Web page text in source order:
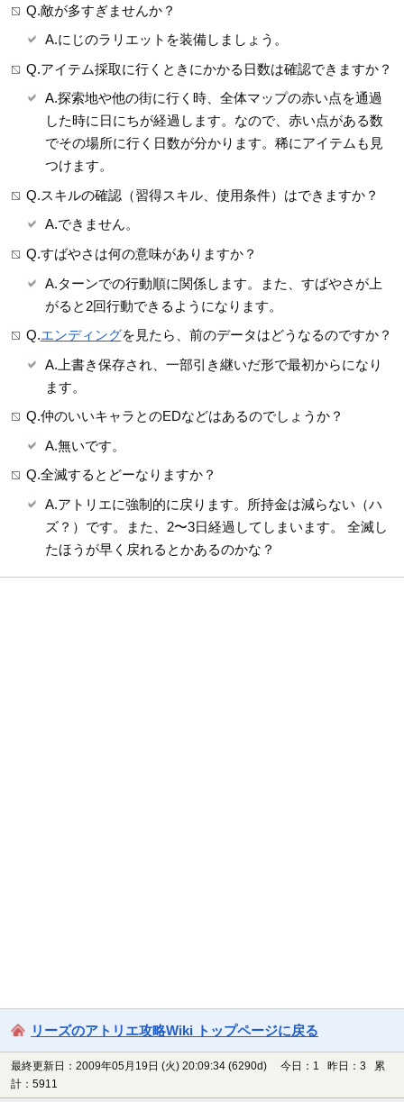
Q.敵が多すぎませんか？
A.にじのラリエットを装備しましょう。
Q.アイテム採取に行くときにかかる日数は確認できますか？
A.探索地や他の街に行く時、全体マップの赤い点を通過
した時に日にちが経過します。なので、赤い点がある数
でその場所に行く日数が分かります。稀にアイテムも見
つけます。
Q.スキルの確認（習得スキル、使用条件）はできますか？
A.できません。
Q.すばやさは何の意味がありますか？
A.ターンでの行動順に関係します。また、すばやさが上
がると2回行動できるようになります。
Q.エンディングを見たら、前のデータはどうなるのですか？
A.上書き保存され、一部引き継いだ形で最初からになり
ます。
Q.仲のいいキャラとのEDなどはあるのでしょうか？
A.無いです。
Q.全滅するとどーなりますか？
A.アトリエに強制的に戻ります。所持金は減らない（ハ
ズ？）です。また、2〜3日経過してしまいます。 全滅し
たほうが早く戻れるとかあるのかな？
リーズのアトリエ攻略Wiki トップページに戻る
最終更新日：2009年05月19日 (火) 20:09:34 (6290d)
今日：1 昨日：3 累
計：5911